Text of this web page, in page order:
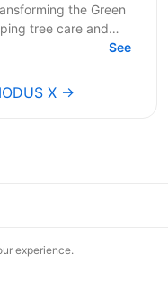
the Green
tree care and
See
X →
experience.